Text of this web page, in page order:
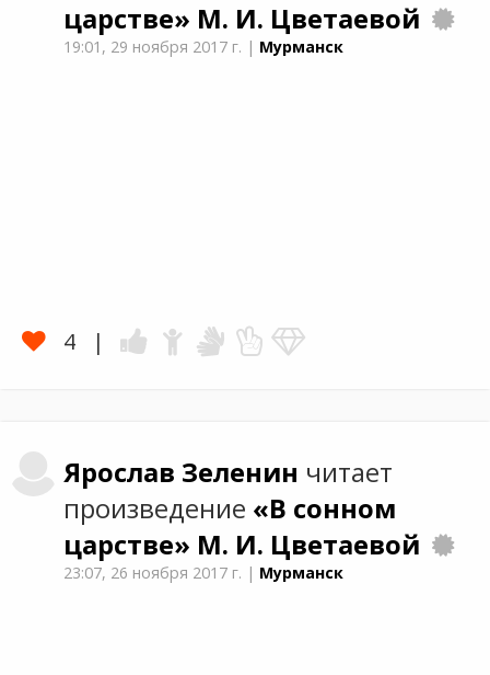
царстве» М. И. Цветаевой
19:01, 29 ноября 2017 г. | Мурманск
4
Ярослав Зеленин читает
произведение «В сонном
царстве» М. И. Цветаевой
23:07, 26 ноября 2017 г. | Мурманск